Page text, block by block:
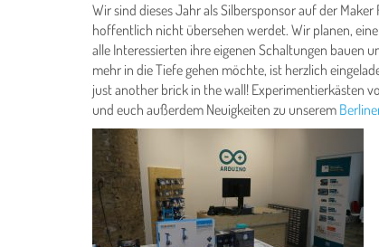
Wir sind dieses Jahr als Silbersponsor auf der
hoffentlich nicht übersehen werdet. Wir planen,
alle Interessierten ihre eigenen Schaltungen bauen
mehr in die Tiefe gehen möchte, ist herzlich
just another brick in the wall! Experimentierkästen
und euch außerdem Neuigkeiten zu unserem